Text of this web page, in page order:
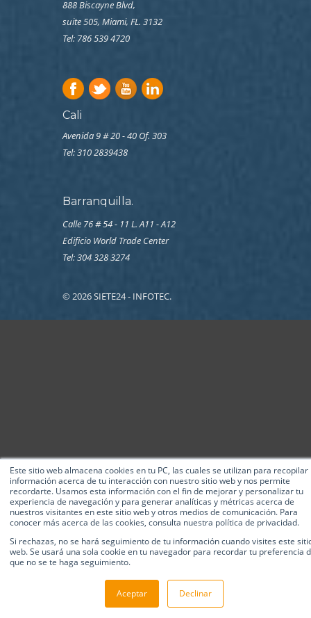
Este sitio web almacena cookies en tu PC, las cuales se utilizan para recopilar
información acerca de tu interacción con nuestro sitio web y nos permite
recordarte. Usamos esta información con el fin de mejorar y personalizar tu
experiencia de navegación y para generar analíticas y métricas acerca de
nuestros visitantes en este sitio web y otros medios de comunicación. Para
conocer más acerca de las cookies, consulta nuestra política de privacidad.
Si rechazas, no se hará seguimiento de tu información cuando visites este
web. Se usará una sola cookie en tu navegador para recordar tu preferencia
que no se te haga seguimiento.
Aceptar Declinar
888 Biscayne Blvd,
suite 505, Miami, FL. 3132
Tel: 786 539 4720
Cali
Avenida 9 # 20 - 40 Of. 303
Tel:310 2839438
Barranquilla.
Calle 76 # 54 - 11 L. A11 - A12
Edificio World Trade Center
Tel: 304 328 3274
© 2026 SIETE24 - INFOTEC.